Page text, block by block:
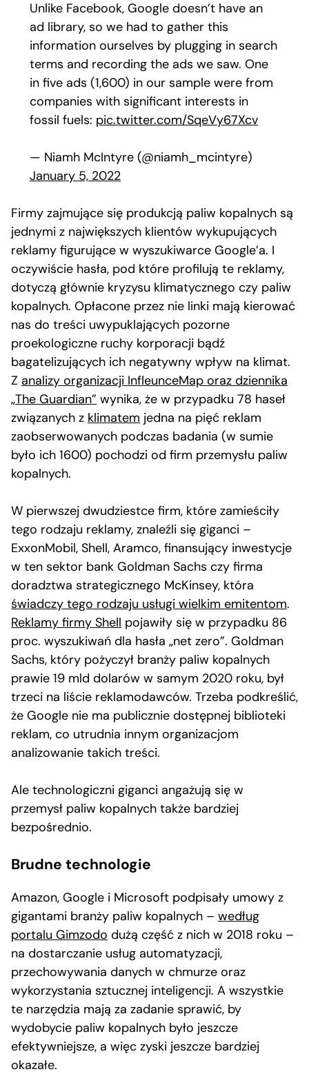
Unlike Facebook, Google doesn’t have an
ad library, so we had to gather this
information ourselves by plugging in search
terms and recording the ads we saw. One
in five ads (1,600) in our sample were from
companies with significant interests in
fossil fuels: pic.twitter.com/SqeVy67Xcv
— Niamh McIntyre (@niamh_mcintyre)
January 5, 2022
Firmy zajmujące się produkcją paliw kopalnych są
jednymi z największych klientów wykupujących
reklamy figurujące w wyszukiwarce Google’a. I
oczywiście hasła, pod które profilują te reklamy,
dotyczą głównie kryzysu klimatycznego czy paliw
kopalnych. Opłacone przez nie linki mają kierować
nas do treści uwypuklających pozorne
proekologiczne ruchy korporacji bądź
bagatelizujących ich negatywny wpływ na klimat.
Z analizy organizacji InfleunceMap oraz dziennika
„The Guardian” wynika, że w przypadku 78 haseł
związanych z klimatem jedna na pięć reklam
zaobserwowanych podczas badania (w sumie
było ich 1600) pochodzi od firm przemysłu paliw
kopalnych.
W pierwszej dwudziestce firm, które zamieściły
tego rodzaju reklamy, znaleźli się giganci –
ExxonMobil, Shell, Aramco, finansujący inwestycje
w ten sektor bank Goldman Sachs czy firma
doradztwa strategicznego McKinsey, która
świadczy tego rodzaju usługi wielkim emitentom.
Reklamy firmy Shell pojawiły się w przypadku 86
proc. wyszukiwań dla hasła „net zero”. Goldman
Sachs, który pożyczył branży paliw kopalnych
prawie 19 mld dolarów w samym 2020 roku, był
trzeci na liście reklamodawców. Trzeba podkreślić,
że Google nie ma publicznie dostępnej biblioteki
reklam, co utrudnia innym organizacjom
analizowanie takich treści.
Ale technologiczni giganci angażują się w
przemysł paliw kopalnych także bardziej
bezpośrednio.
Brudne technologie
Amazon, Google i Microsoft podpisały umowy z
gigantami branży paliw kopalnych – według
portalu Gimzodo dużą część z nich w 2018 roku –
na dostarczanie usług automatyzacji,
przechowywania danych w chmurze oraz
wykorzystania sztucznej inteligencji. A wszystkie
te narzędzia mają za zadanie sprawić, by
wydobycie paliw kopalnych było jeszcze
efektywniejsze, a więc zyski jeszcze bardziej
okazałe.